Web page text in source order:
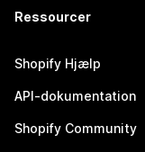
Ressourcer
Shopify Hjælp
API-dokumentation
Shopify Community